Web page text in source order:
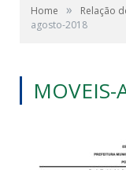
Home » Relação
agosto-2018
MOVEIS-